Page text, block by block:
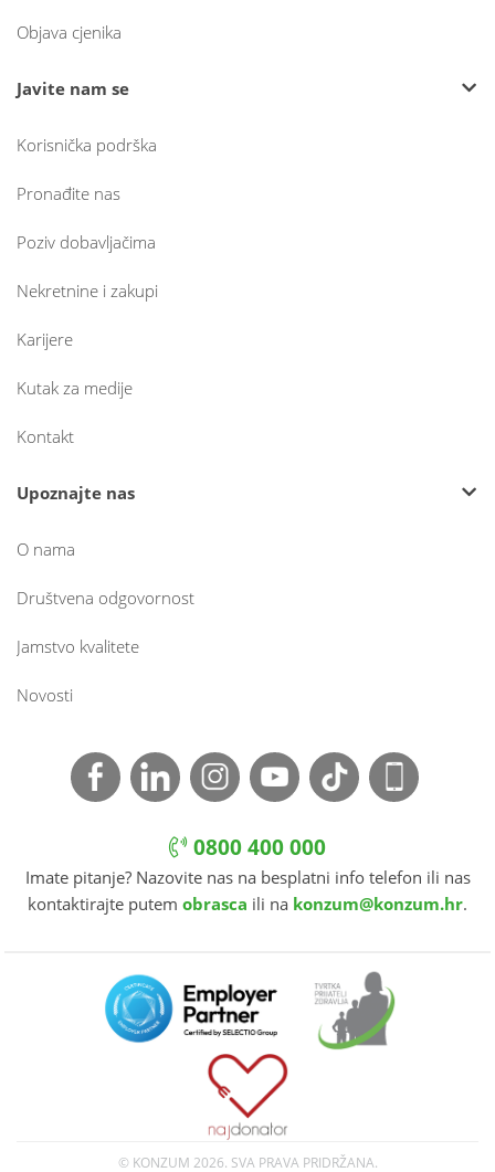
Objava cjenika
Javite nam se
Korisnička podrška
Pronađite nas
Poziv dobavljačima
Nekretnine i zakupi
Karijere
Kutak za medije
Kontakt
Upoznajte nas
O nama
Društvena odgovornost
Jamstvo kvalitete
Novosti
0800 400 000
Imate pitanje? Nazovite nas na besplatni info telefon ili nas
kontaktirajte putem obrasca ili na konzum@konzum.hr.
© KONZUM 2026. SVA PRAVA PRIDRŽANA.